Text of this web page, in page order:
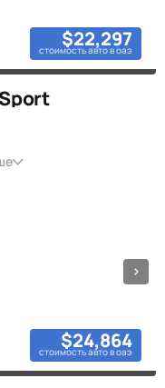
$22,297
стоимость авто в оаэ
$24,864
стоимость авто в оаэ